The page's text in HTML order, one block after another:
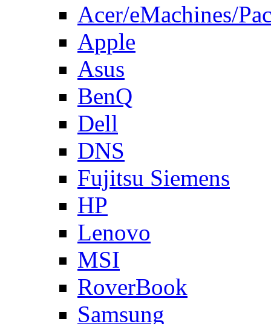
Acer/eMachines/
Apple
Asus
BenQ
Dell
DNS
Fujitsu Siemens
HP
Lenovo
MSI
RoverBook
Samsung